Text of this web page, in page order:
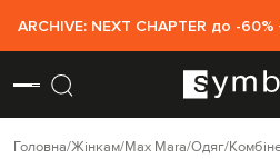
ARCHIVE: NEXT CHAPTER до -60%
Головна Жінкам Max Mara Одяг